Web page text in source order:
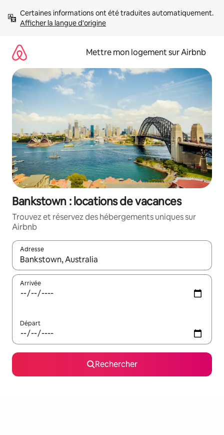
directement
Afficher la langue d'origine
Mettre mon logement sur Airbnb
Bankstown : locations de vacances
Trouvez et réservez des hébergements uniques sur
Airbnb
Adresse
Lorsque les résultats s'affichent, utilisez les flèches vers le
Arrivée
Départ
Rechercher